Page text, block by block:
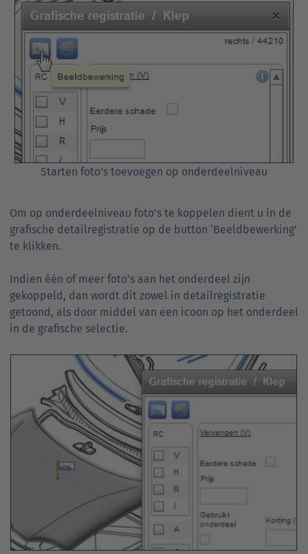
Starten foto's toevoegen op onderdeelniveau
Om op onderdeelniveau foto’s te koppelen dient u in de
grafische detailregistratie op de button ‘Beeldbewerking’
te klikken.
Indien één of meer foto’s aan het onderdeel zijn
gekoppeld, dan wordt dit zowel in detailregistratie
getoond, als door middel van een icoon op het onderdeel
in de grafische selectie.